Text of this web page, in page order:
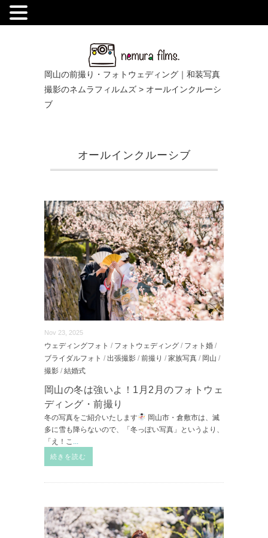
岡山の前撮り・フォトウェディング｜和装写真
撮影のネムラフィルムズ > オールインクルーシ
ブ
オールインクルーシブ
Nov 23, 2025
ウェディングフォト / フォトウェディング / フォト婚 /
ブライダルフォト / 出張撮影 / 前撮り / 家族写真 / 岡山 /
撮影 / 結婚式
岡山の冬は強いよ！1月2月のフォトウェ
ディング・前撮り
冬の写真をご紹介いたします
岡山市・倉敷市は、滅
多に雪も降らないので、「冬っぽい写真」というより、
「え！こ ...
続きを読む